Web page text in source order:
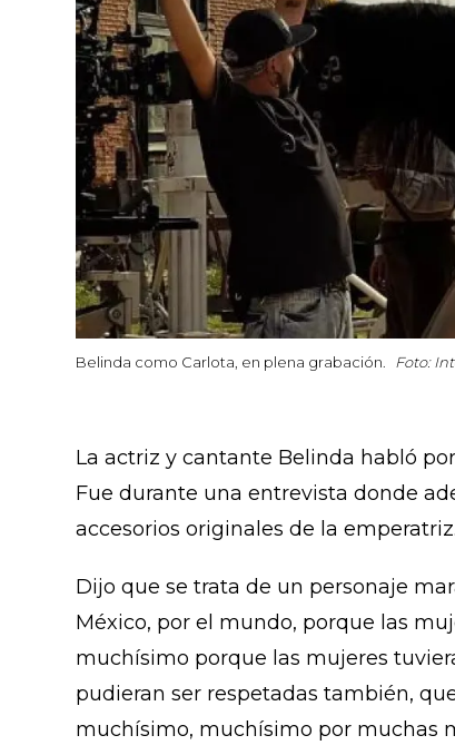
Belinda como Carlota, en plena grabación. Foto:
La actriz y cantante Belinda habló
Fue durante una entrevista donde
accesorios originales de la emperatriz.
Dijo que se trata de un personaje
México, por el mundo, porque las
muchísimo porque las mujeres
pudieran ser respetadas también,
muchísimo, muchísimo por muchas